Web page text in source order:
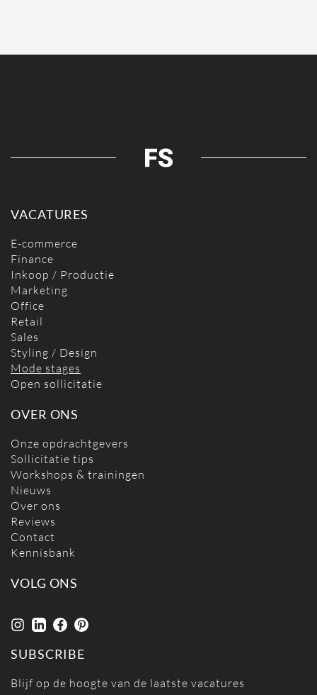
VACATURES
E-commerce
Finance
Inkoop / Productie
Marketing
Office
Retail
Sales
Styling / Design
Mode stages
Open sollicitatie
OVER ONS
Onze opdrachtgevers
Sollicitatie tips
Workshops & trainingen
Nieuws
Over ons
Reviews
Contact
Kennisbank
VOLG ONS
SUBSCRIBE
Blijf op de hoogte van de laatste vacatures